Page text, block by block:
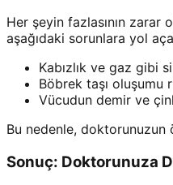
Her şeyin fazlasının
aşağıdaki sorunlara yol
Kabızlık ve gaz gibi
Böbrek taşı oluşumu
Vücudun demir ve
Bu nedenle, doktorunuzun
Sonuç: Doktorunuza